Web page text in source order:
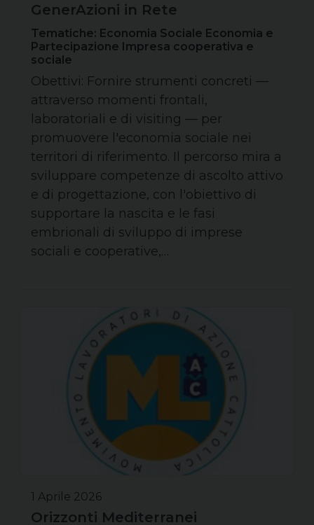
GenerAzioni in Rete
Tematiche: Economia Sociale Economia e
Partecipazione Impresa cooperativa e
sociale
Obettivi: Fornire strumenti concreti —
attraverso momenti frontali,
laboratoriali e di visiting — per
promuovere l'economia sociale nei
territori di riferimento. Il percorso mira a
sviluppare competenze di ascolto attivo
e di progettazione, con l'obiettivo di
supportare la nascita e le fasi
embrionali di sviluppo di imprese
sociali e cooperative,…
1 Aprile 2026
Orizzonti Mediterranei